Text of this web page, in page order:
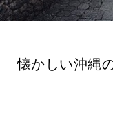
懐かしい沖縄